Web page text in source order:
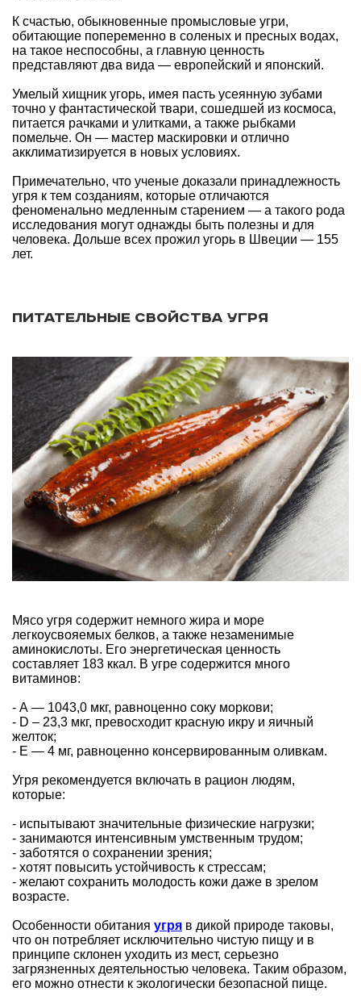
К счастью, обыкновенные промысловые угри,
обитающие попеременно в соленых и пресных водах,
на такое неспособны, а главную ценность
представляют два вида — европейский и японский.
Умелый хищник угорь, имея пасть усеянную зубами
точно у фантастической твари, сошедшей из космоса,
питается рачками и улитками, а также рыбками
помельче. Он — мастер маскировки и отлично
акклиматизируется в новых условиях.
Примечательно, что ученые доказали принадлежность
угря к тем созданиям, которые отличаются
феноменально медленным старением — а такого рода
исследования могут однажды быть полезны и для
человека. Дольше всех прожил угорь в Швеции — 155
лет.
Питательные свойства угря
Мясо угря содержит немного жира и море
легкоусвояемых белков, а также незаменимые
аминокислоты. Его энергетическая ценность
составляет 183 ккал. В угре содержится много
витаминов:
- А — 1043,0 мкг, равноценно соку моркови;
- D – 23,3 мкг, превосходит красную икру и яичный
желток;
- Е — 4 мг, равноценно консервированным оливкам.
Угря рекомендуется включать в рацион людям,
которые:
- испытывают значительные физические нагрузки;
- занимаются интенсивным умственным трудом;
- заботятся о сохранении зрения;
- хотят повысить устойчивость к стрессам;
- желают сохранить молодость кожи даже в зрелом
возрасте.
Особенности обитания угря в дикой природе таковы,
что он потребляет исключительно чистую пищу и в
принципе склонен уходить из мест, серьезно
загрязненных деятельностью человека. Таким образом,
его можно отнести к экологически безопасной пище.